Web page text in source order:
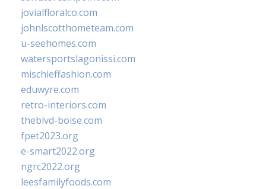
jovialfloralco.com
johnlscotthometeam.com
u-seehomes.com
watersportslagonissi.com
mischieffashion.com
eduwyre.com
retro-interiors.com
theblvd-boise.com
fpet2023.org
e-smart2022.org
ngrc2022.org
leesfamilyfoods.com